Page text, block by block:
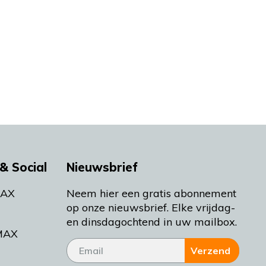
Social Nieuwsbrief
Neem hier een gratis abonnement
op onze nieuwsbrief. Elke vrijdag-
en dinsdagochtend in uw mailbox.
Verzend